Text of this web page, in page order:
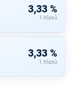
3,33 %
1 hlasů
3,33 %
1 hlasů